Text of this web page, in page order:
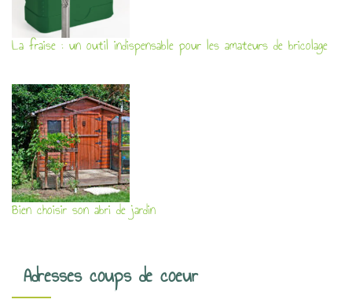
La fraise : un outil indispensable pour les amateurs de bricolage
Bien choisir son abri de jardin
Adresses coups de coeur